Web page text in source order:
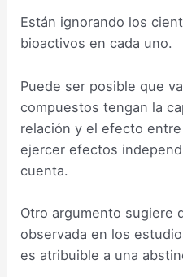
Están ignorando los
bioactivos en cada uno.
Puede ser posible que
compuestos tengan la
relación y el efecto
ejercer efectos
cuenta.
Otro argumento sugiere
observada en los
es atribuible a una